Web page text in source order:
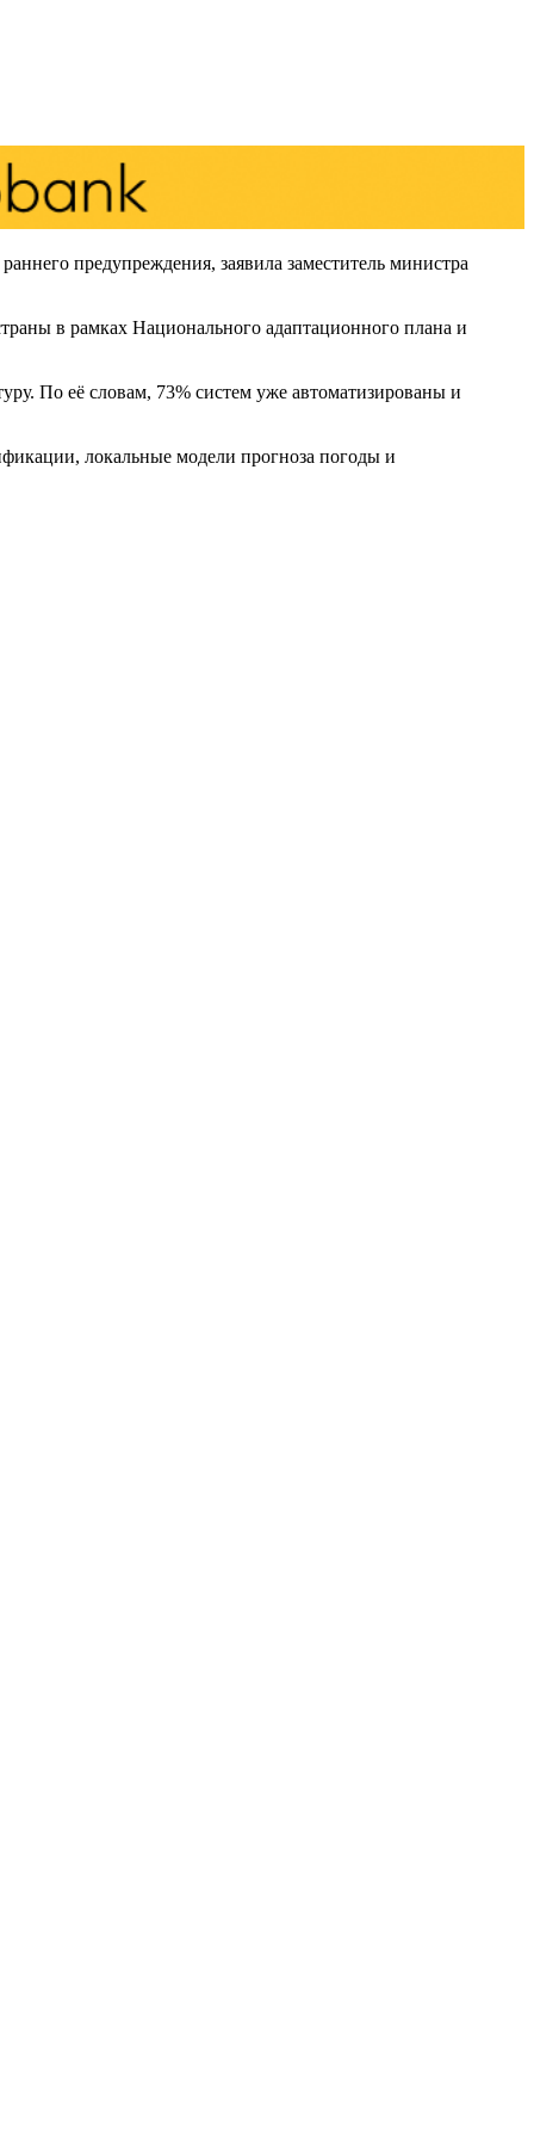
предупреждения, заявила заместитель министра
в рамках Национального адаптационного плана и
По её словам, 73% систем уже автоматизированы и
локальные модели прогноза погоды и